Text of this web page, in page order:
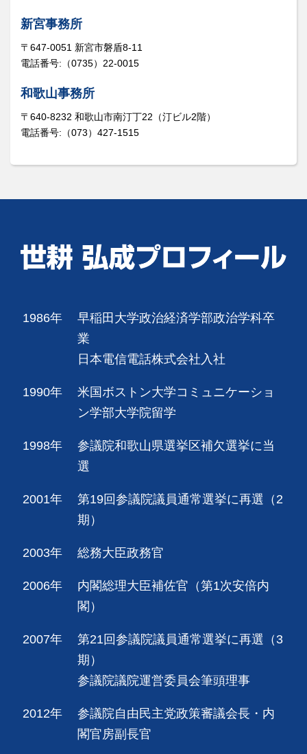
新宮事務所
〒647-0051 新宮市磐盾8-11
電話番号:（0735）22-0015
和歌山事務所
〒640-8232 和歌山市南汀丁22（汀ビル2階）
電話番号:（073）427-1515
1986年
早稲田大学政治経済学部政治学科卒
業
日本電信電話株式会社入社
1990年
米国ボストン大学コミュニケーショ
ン学部大学院留学
1998年
参議院和歌山県選挙区補欠選挙に当
選
2001年
第19回参議院議員通常選挙に再選（2
期）
2003年 総務大臣政務官
2006年
内閣総理大臣補佐官（第1次安倍内
閣）
2007年
第21回参議院議員通常選挙に再選（3
期）
参議院議院運営委員会筆頭理事
2012年
参議院自由民主党政策審議会長・内
閣官房副長官